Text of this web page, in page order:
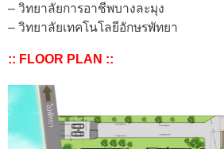
– วิทยาลัยการอาชีพบางละมุง
– วิทยาลัยเทคโนโลยีอักษรพัทยา
:: FLOOR PLAN ::